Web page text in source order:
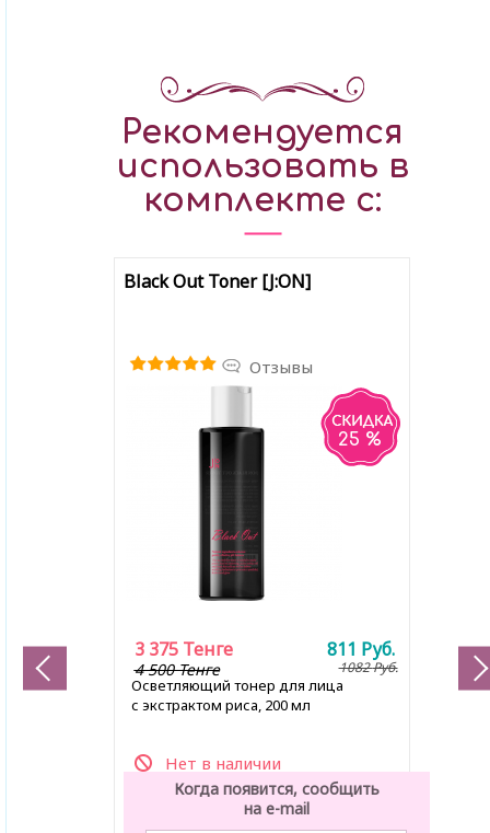
Рекомендуется
использовать в
комплекте с:
Black Out Toner [J:ON]
Отзывы
25 %
Осветляющий тонер для лица
с экстрактом риса, 200 мл
Нет в наличии
3 375 Тенге 811 Руб.
4 500 Тенге 1082Руб.
Когда появится, сообщить
на e-mail